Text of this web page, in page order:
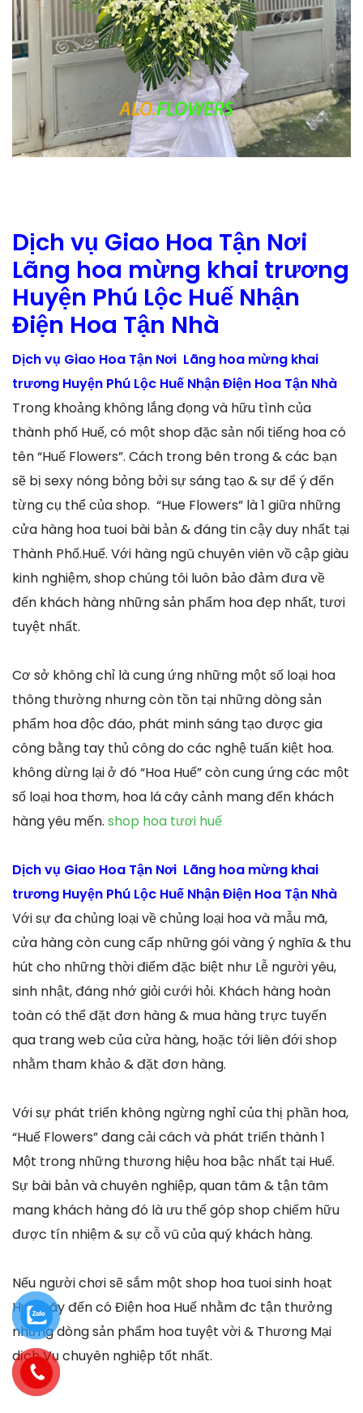
Dịch vụ Giao Hoa Tận Nơi
Lãng hoa mừng khai trương
Huyện Phú Lộc Huế Nhận
Điện Hoa Tận Nhà
Dịch vụ Giao Hoa Tận Nơi Lãng hoa mừng khai
trương Huyện Phú Lộc Huế Nhận Điện Hoa Tận Nhà
Trong khoảng không lắng đọng và hữu tình của
thành phố Huế, có một shop đặc sản nổi tiếng hoa có
tên “Huế Flowers”. Cách trong bên trong & các bạn
sẽ bị sexy nóng bỏng bởi sự sáng tạo & sự để ý đến
từng cụ thể của shop. “Hue Flowers” là 1 giữa những
cửa hàng hoa tuoi bài bản & đáng tin cậy duy nhất tại
Thành Phố.Huế. Với hàng ngũ chuyên viên vồ cập giàu
kinh nghiệm, shop chúng tôi luôn bảo đảm đưa về
đến khách hàng những sản phẩm hoa đẹp nhất, tươi
tuyệt nhất.
Cơ sở không chỉ là cung ứng những một số loại hoa
thông thường nhưng còn tồn tại những dòng sản
phẩm hoa độc đáo, phát minh sáng tạo được gia
công bằng tay thủ công do các nghệ tuấn kiệt hoa.
không dừng lại ở đó “Hoa Huế” còn cung ứng các một
số loại hoa thơm, hoa lá cây cảnh mang đến khách
hàng yêu mến. shop hoa tươi huế
Dịch vụ Giao Hoa Tận Nơi Lãng hoa mừng khai
trương Huyện Phú Lộc Huế Nhận Điện Hoa Tận Nhà
Với sự đa chủng loại về chủng loại hoa và mẫu mã,
cửa hàng còn cung cấp những gói vàng ý nghĩa & thu
hút cho những thời điểm đặc biệt như Lễ người yêu,
sinh nhật, đáng nhớ giỏi cưới hỏi. Khách hàng hoàn
toàn có thể đặt đơn hàng & mua hàng trực tuyến
qua trang web của cửa hàng, hoặc tới liên đới shop
nhằm tham khảo & đặt đơn hàng.
Với sự phát triển không ngừng nghỉ của thị phần hoa,
“Huế Flowers” đang cải cách và phát triển thành 1
Một trong những thương hiệu hoa bậc nhất tại Huế.
Sự bài bản và chuyên nghiệp, quan tâm & tận tâm
mang khách hàng đó là ưu thế góp shop chiếm hữu
được tín nhiệm & sự cỗ vũ của quý khách hàng.
Nếu người chơi sẽ sắm một shop hoa tuoi sinh hoạt
Huế, hãy đến có Điện hoa Huế nhằm đc tận thưởng
những dòng sản phẩm hoa tuyệt vời & Thương Mại
dịch Vụ chuyên nghiệp tốt nhất.